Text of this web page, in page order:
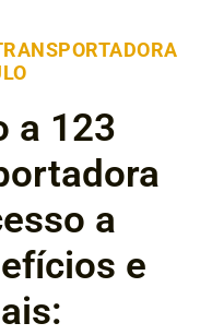
a 123
a
e